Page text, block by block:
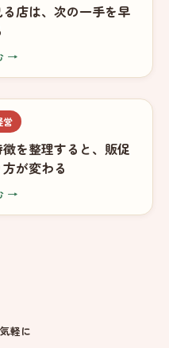
店は、次の一手を早
→
営
を整理すると、販促
が変わる
→
軽に